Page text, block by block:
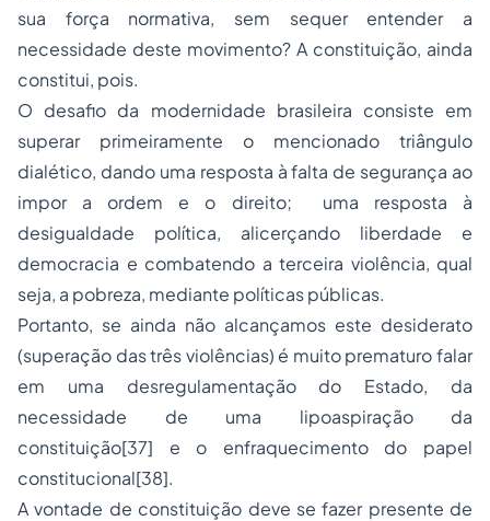
sua força normativa, sem sequer entender a
necessidade deste movimento? A constituição, ainda
constitui, pois.
O desafio da modernidade brasileira consiste em
superar primeiramente o mencionado triângulo
dialético, dando uma resposta à falta de segurança ao
impor a ordem e o direito; uma resposta à
desigualdade política, alicerçando liberdade e
democracia e combatendo a terceira violência, qual
seja, a pobreza, mediante políticas públicas.
Portanto, se ainda não alcançamos este desiderato
(superação das três violências) é muito prematuro falar
em uma desregulamentação do Estado, da
necessidade de uma lipoaspiração da
constituição[37] e o enfraquecimento do papel
constitucional[38].
A vontade de constituição deve se fazer presente de